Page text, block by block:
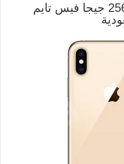
أبل أيفون X إس 256 جيجا فيس تايم